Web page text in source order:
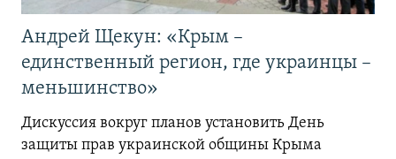
Андрей Щекун: «Крым –
единственный регион, где украинцы –
меньшинство»
Дискуссия вокруг планов установить День
защиты прав украинской общины Крыма